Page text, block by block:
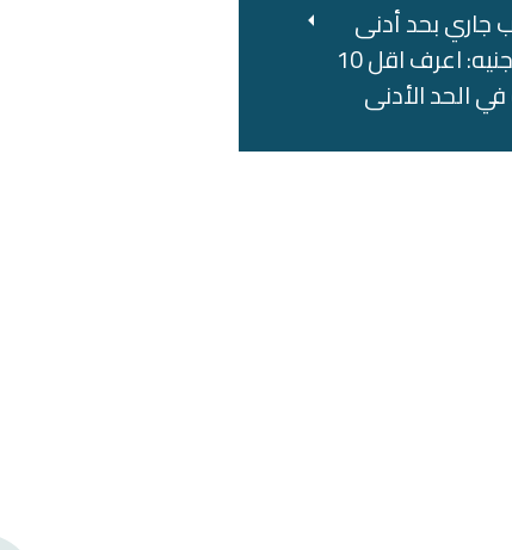
جاري بحد أدنى
500 جنيه: اعرف اقل 10
الحد الأدنى